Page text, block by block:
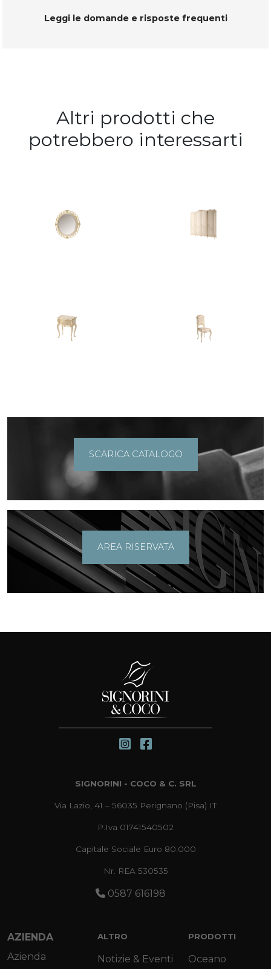
Leggi le domande e risposte frequenti
Altri prodotti che
potrebbero interessarti
SCARICA CATALOGO
AREA RISERVATA
SIGNORINI - COCO & C. SRL
Via Lazio, 41 – 56035 Perignano (Pisa) IT
P.Iva 01741540502
Capitale Sociale Euro 80.000
Nr. REA 530535
0587 616198
AZIENDA
Azienda
ALTRO
Notizie & Eventi
PRODOTTI
Oceano